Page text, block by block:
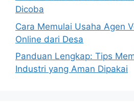
Dicoba
Cara Memulai Usaha Agen
Online dari Desa
Panduan Lengkap: Tips
Industri yang Aman Dipakai